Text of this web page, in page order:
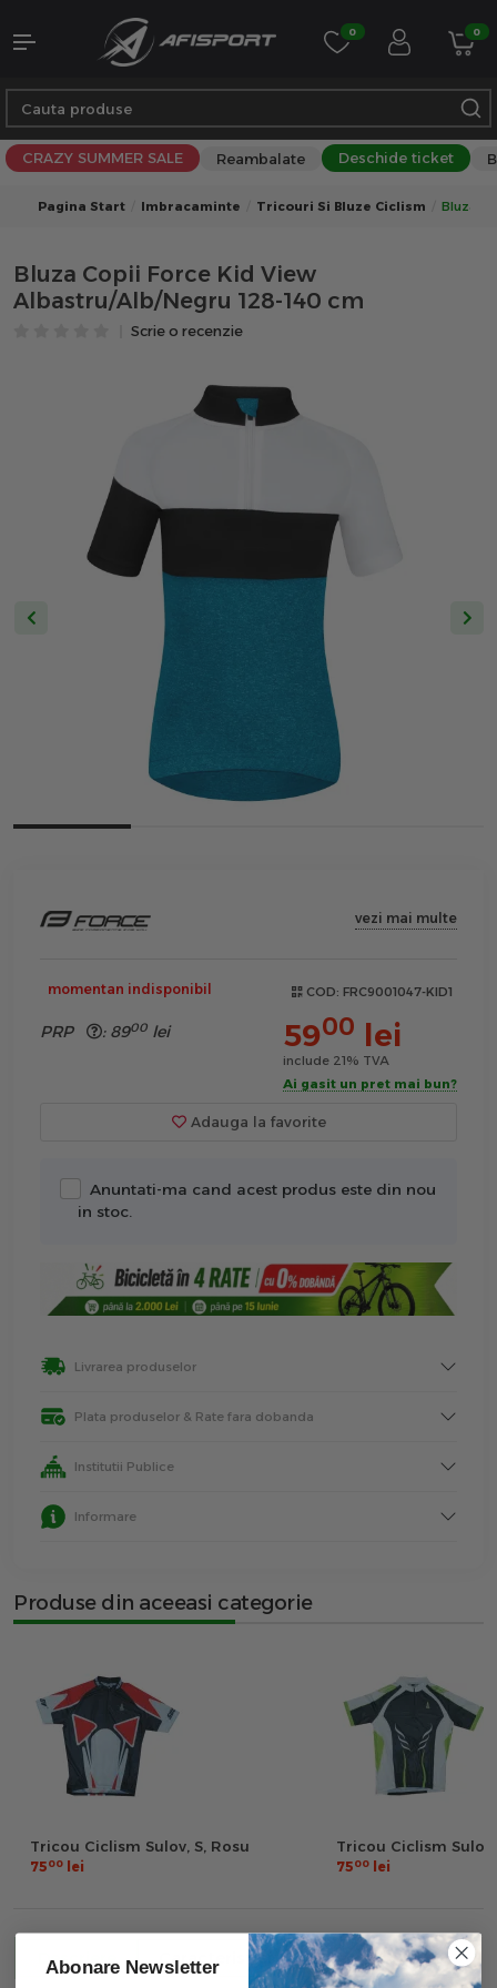
0 0
CRAZY SUMMER SALE Reambalate Deschide ticket
Pagina Start Imbracaminte Tricouri Si Bluze Ciclism Bluza
Bluza Copii Force Kid View
Albastru/Alb/Negru 128-140 cm
Scrie o recenzie
vezi mai multe
momentan indisponibil COD: FRC9001047-KID1
PRP : 8900 lei 5900 lei
include 21% TVA
Ai gasit un pret mai bun?
Adauga la favorite
Anuntati-ma cand acest produs este din nou
in stoc.
Livrarea produselor
Plata produselor & Rate fara dobanda
Institutii Publice
Informare
Produse din aceeasi categorie
Tricou Ciclism Sulov, S, Rosu
7500 lei
Tricou Ciclism
7500 lei
Descriere Caracteristici Recenzii
Abonare Newsletter